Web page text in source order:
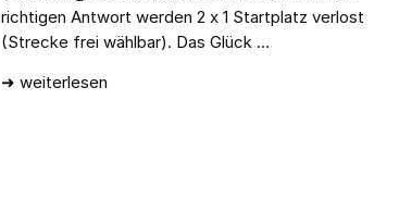
richtigen Antwort werden 2 x 1 Startplatz verlost
(Strecke frei wählbar). Das Glück ...
➜ weiterlesen